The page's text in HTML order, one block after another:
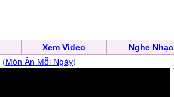
Xem Video Nghe Nhạc
(Món Ăn Mỗi Ngày)